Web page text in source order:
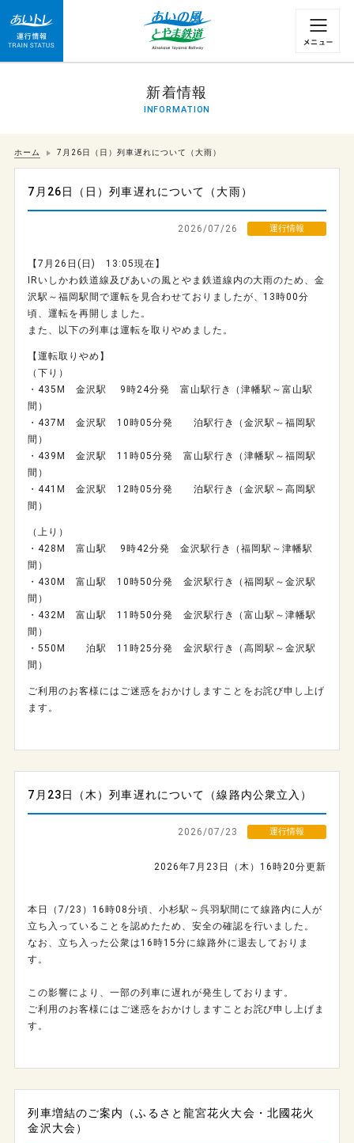
運行情報 列車の遅れ情報等についてはこちら
新着情報
INFORMATION
ホーム 7月26日（日）列車遅れについて（大雨）
7月26日（日）列車遅れについて（大雨）
2026/07/26 運行情報
【7月26日(日) 13:05現在】
IRいしかわ鉄道線及びあいの風とやま鉄道線内の大雨のため、金
沢駅～福岡駅間で運転を見合わせておりましたが、13時00分
頃、運転を再開しました。
また、以下の列車は運転を取りやめました。
【運転取りやめ】
（下り）
・435M 金沢駅 9時24分発 富山駅行き（津幡駅～富山駅
間）
・437M 金沢駅 10時05分発 泊駅行き（金沢駅～福岡駅
間）
・439M 金沢駅 11時05分発 富山駅行き（津幡駅～福岡駅
間）
・441M 金沢駅 12時05分発 泊駅行き（金沢駅～高岡駅
間）
（上り）
・428M 富山駅 9時42分発 金沢駅行き（福岡駅～津幡駅
間）
・430M 富山駅 10時50分発 金沢駅行き（福岡駅～金沢駅
間）
・432M 富山駅 11時50分発 金沢駅行き（富山駅～津幡駅
間）
・550M 泊駅 11時25分発 金沢駅行き（高岡駅～金沢駅
間）
ご利用のお客様にはご迷惑をおかけしますことをお詫び申し上げ
ます。
7月23日（木）列車遅れについて（線路内公衆立入）
2026/07/23 運行情報
2026年7月23日（木）16時20分更新
本日（7/23）16時08分頃、小杉駅～呉羽駅間にて線路内に人が
立ち入っていることを認めたため、安全の確認を行いました。
なお、立ち入った公衆は16時15分に線路外に退去しておりま
す。
この影響により、一部の列車に遅れが発生しております。
ご利用のお客様にはご迷惑をおかけしますことお詫び申し上げま
す。
列車増結のご案内（ふるさと龍宮花火大会・北國花火
金沢大会）